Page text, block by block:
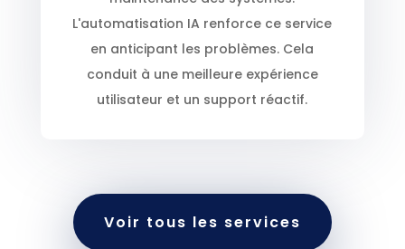
L'automatisation IA renforce ce service
en anticipant les problèmes. Cela
conduit à une meilleure expérience
utilisateur et un support réactif.
Voir tous les services